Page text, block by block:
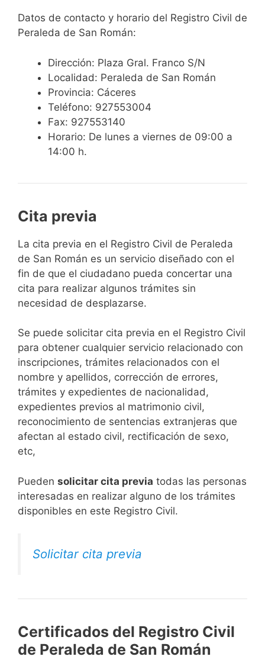
Datos de contacto y horario del Registro Civil de
Peraleda de San Román:
Dirección: Plaza Gral. Franco S/N
Localidad: Peraleda de San Román
Provincia: Cáceres
Teléfono: 927553004
Fax: 927553140
Horario: De lunes a viernes de 09:00 a
14:00 h.
Cita previa
​​​​​​​​​​​​​​​​​​​​​​​​​​​​La cita previa en el Registro Civil de Peraleda
de San Román es un servicio diseñado con el
fin de que el ciudadano pueda concertar una
cita para realizar algunos trámites sin
necesidad de desplazarse.​
Se puede solicitar cita previa en el Registro Civil
para obtener cualquier servicio relacionado con
inscripciones, trámites relacionados con el
nombre y apellidos, corrección de errores,
trámites y expedientes de nacionalidad,
expedientes previos al matrimonio civil,
reconocimiento de sentencias extranjeras que
afectan al estado civil, rectificación de sexo,
etc,
​Pueden solicitar cita previa todas las personas
interesadas en realizar alguno de los trámites
disponibles en este Registro Civil.​
Solicitar cita previa
Certificados del Registro Civil
de Peraleda de San Román